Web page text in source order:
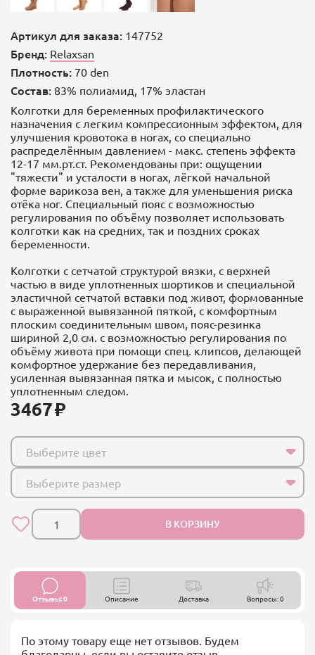
Артикул для заказа: 147752
Бренд: Relaxsan
Плотность: 70 den
Состав: 83% полиамид, 17% эластан
Колготки для беременных профилактического
назначения с легким компрессионным эффектом, для
улучшения кровотока в ногах, со специально
распределённым давлением - макс. степень эффекта
12-17 мм.рт.ст. Рекомендованы при: ощущении
"тяжести" и усталости в ногах, лёгкой начальной
форме варикоза вен, а также для уменьшения риска
отёка ног. Специальный пояс с возможностью
регулирования по объёму позволяет использовать
колготки как на средних, так и поздних сроках
беременности.
Колготки с сетчатой структурой вязки, с верхней
частью в виде уплотненных шортиков и специальной
эластичной сетчатой вставки под живот, формованные
с выраженной вывязанной пяткой, с комфортным
плоским соединительным швом, пояс-резинка
шириной 2,0 см. с возможностью регулирования по
объёму живота при помощи спец. клипсов, делающей
комфортное удержание без передавливания,
усиленная вывязанная пятка и мысок, с полностью
уплотненным следом.
3467
Выберите цвет
Выберите размер
В КОРЗИНУ
Отзывы: 0 Описание Доставка Вопросы: 0
По этому товару еще нет отзывов. Будем